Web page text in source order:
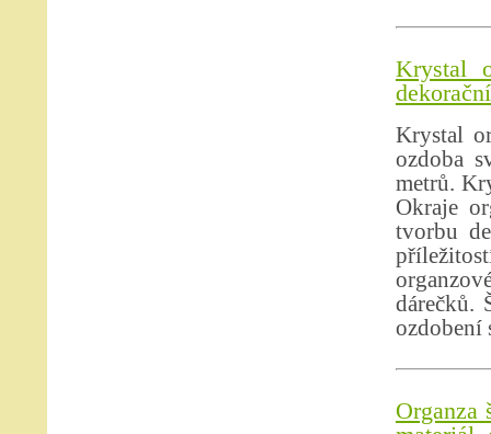
Krystal
Krystal
ozdoba
metrů.
Okraje
tvorbu
dárečků.
ozdobení
Organza